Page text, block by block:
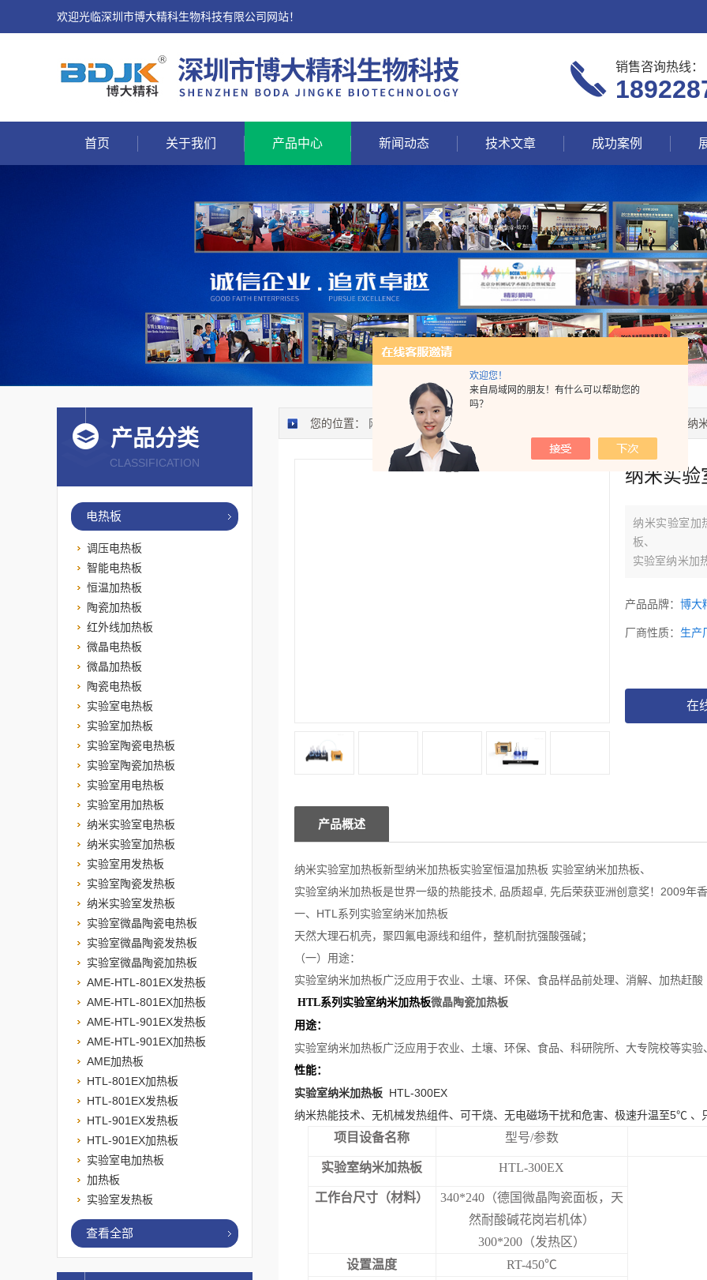
欢迎您！
来自局域网的朋友！有什么可以帮助您的
吗？
欢迎光临深圳市博大精科生物科技有限公司网站！
销售咨询热线：
首页 关于我们 产品中心 新闻动态 技术文章 成功案例
您的位置： 网站首页 >产品中心 > HTL-300EX纳
纳米实验
纳米实验室加
板、
实验室纳米加
一、HTL系列
（一）用途：
产品品牌： 博大
厂商性质： 生产
在
产品概述
纳米实验室加热板新型纳米加热板实验室恒温加热板 实验室纳米加热板、
实验室纳米加热板是世界一级的热能技术, 品质超卓, 先后荣获亚洲创意奖！2009年
一、HTL系列实验室纳米加热板
天然大理石机壳，聚四氟电源线和组件，整机耐抗强酸强碱；
（一）用途：
实验室纳米加热板广泛应用于农业、土壤、环保、食品样品前处理、消解、加热赶酸
HTL系列实验室纳米加热板微晶陶瓷加热板
用途：
实验室纳米加热板广泛应用于农业、土壤、环保、食品、科研院所、大专院校等实
性能：
实验室纳米加热板 HTL-300EX
纳米热能技术、无机械发热组件、可干烧、无电磁场干扰和危害、极速升温至5℃ 、
项目设备名称 型号/参数
实验室纳米加热板 HTL-300EX
工作台尺寸（材料） 340*240（德国微晶陶瓷面板，天
然耐酸碱花岗岩机体）
300*200（发热区）
设置温度
RT-450℃
产品分类
CLASSIFICATION
电热板
调压电热板
智能电热板
恒温加热板
陶瓷加热板
红外线加热板
微晶电热板
微晶加热板
陶瓷电热板
实验室电热板
实验室加热板
实验室陶瓷电热板
实验室陶瓷加热板
实验室用电热板
实验室用加热板
纳米实验室电热板
纳米实验室加热板
实验室用发热板
实验室陶瓷发热板
纳米实验室发热板
实验室微晶陶瓷电热板
实验室微晶陶瓷发热板
实验室微晶陶瓷加热板
AME-HTL-801EX发热板
AME-HTL-801EX加热板
AME-HTL-901EX发热板
AME-HTL-901EX加热板
AME加热板
HTL-801EX加热板
HTL-801EX发热板
HTL-901EX发热板
HTL-901EX加热板
实验室电加热板
加热板
实验室发热板
查看全部